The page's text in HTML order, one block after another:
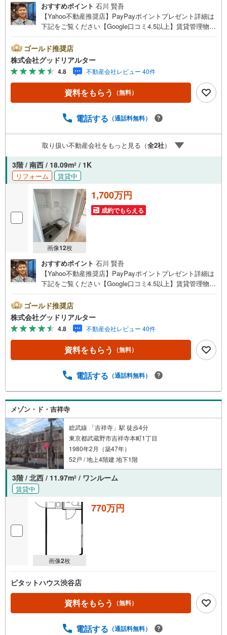
おすすめポイント 石川 賢吾
【Yahoo不動産推奨店】PayPayポイントプレゼント詳細は
下記をご覧ください【Google口コミ4.5以上】賃貸管理物件
介です。投資用マンションを購入する際、最大のリスクは
空室リスクです。利回りがいくら高かろうとも、空室が続
いてしまえば、絵に描いた餅になってしまいます。弊社で
ご紹介するマンションは、人気エリアのお薦め物件はもち
ろんのこと、エリアのニーズに合った人気のお部屋等、賃
貸営業経験スタッフの培ってきた知識と経験を基に物件を
ての対策はお任せください。掲載されている物件は、弊社
い合わせください。※記載賃料等の収入や利回りは、将来に
わたり、得られることを保証するものではありません。※賃
料等については、賃貸中のものについては現在の賃料等
で、空室または所有者居住中等のものについては、周辺の
賃料相場に基づき、満室時を想定して表示しています。
ゴールド推奨店
株式会社グッドリアルター
4.8 不動産会社レビュー 40件
資料をもらう （無料）
電話する （通話料無料）
取り扱い不動産会社をもっと見る（全2社）
3階 / 南西 / 18.09m2 / 1K
リフォーム 賃貸中
画像12枚
1,700万円
成約でもらえる
おすすめポイント 石川 賢吾
【Yahoo不動産推奨店】PayPayポイントプレゼント詳細は
下記をご覧ください【Google口コミ4.5以上】賃貸管理物件
介です。投資用マンションを購入する際、最大のリスクは
空室リスクです。利回りがいくら高かろうとも、空室が続
いてしまえば、絵に描いた餅になってしまいます。弊社で
ご紹介するマンションは、人気エリアのお薦め物件はもち
ろんのこと、エリアのニーズに合った人気のお部屋等、賃
貸営業経験スタッフの培ってきた知識と経験を基に物件を
ての対策はお任せください。掲載されている物件は、弊社
い合わせください。※記載賃料等の収入や利回りは、将来に
わたり、得られることを保証するものではありません。※賃
料等については、賃貸中のものについては現在の賃料等
で、空室または所有者居住中等のものについては、周辺の
賃料相場に基づき、満室時を想定して表示しています。
ゴールド推奨店
株式会社グッドリアルター
4.8 不動産会社レビュー 40件
資料をもらう （無料）
電話する （通話料無料）
メゾン・ド・吉祥寺
総武線 「吉祥寺」駅 徒歩4分
東京都武蔵野市吉祥寺本町1丁目
1980年2月（築47年）
52戸 / 地上4階建 地下1階
3階 / 北西 / 11.97m2 / ワンルーム
賃貸中
画像2枚
770万円
ピタットハウス渋谷店
資料をもらう （無料）
電話する （通話料無料）